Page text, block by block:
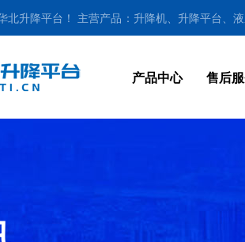
北升降平台！ 主营产品：升降机、升降平台、
产品中心 售后